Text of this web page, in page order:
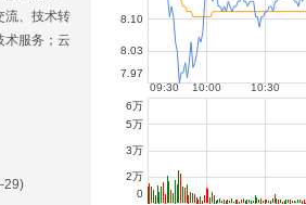
流、技术转
术服务；云
29)